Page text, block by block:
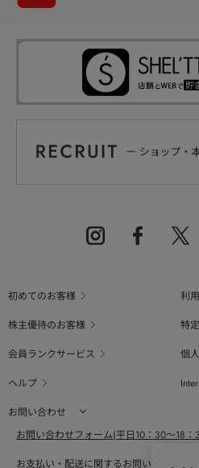
初めてのお客様
利
株主優待のお客様
特
会員ランクサービス
個
ヘルプ
お問い合わせ
お問い合わせフォーム(平日10：30～18
お支払い・配送に関するお問い合わせ（平